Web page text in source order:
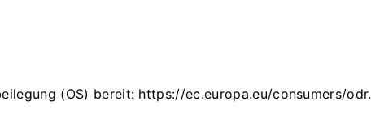
(OS) bereit: https://ec.europa.eu/consumers/odr.